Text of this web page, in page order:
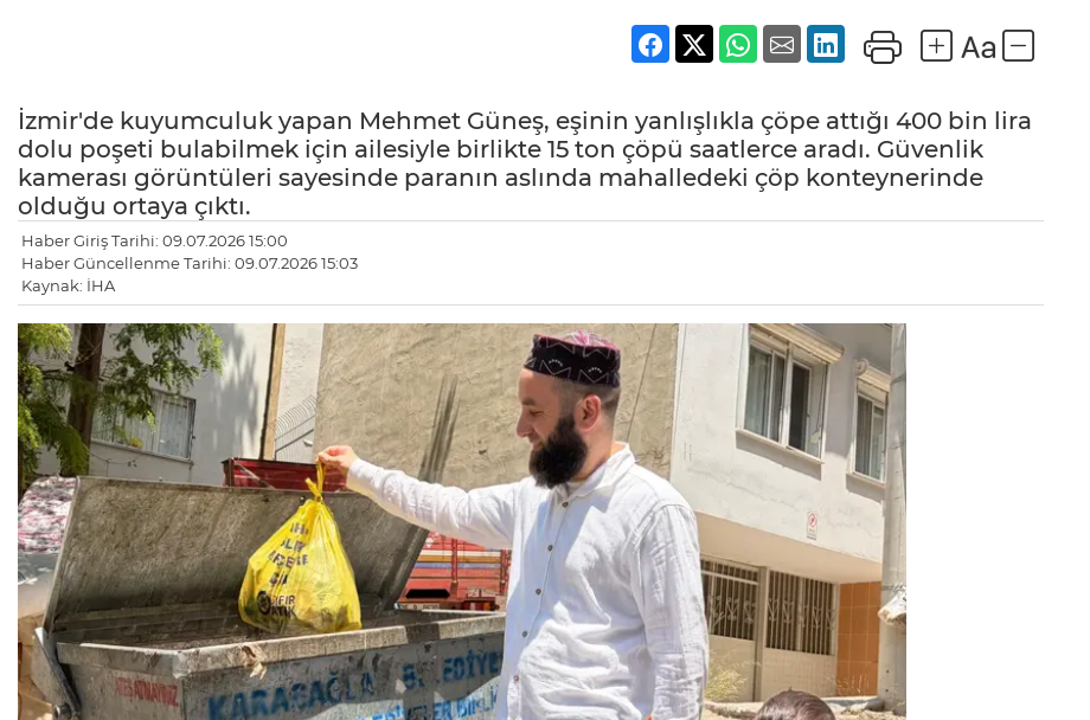
İzmir'de kuyumculuk yapan Mehmet Güneş, eşinin yanlışlıkla çöpe attığı 400 bin lira
dolu poşeti bulabilmek için ailesiyle birlikte 15 ton çöpü saatlerce aradı. Güvenlik
kamerası görüntüleri sayesinde paranın aslında mahalledeki çöp konteynerinde
olduğu ortaya çıktı.
Haber Giriş Tarihi: 09.07.2026 15:00
Haber Güncellenme Tarihi: 09.07.2026 15:03
Kaynak: İHA